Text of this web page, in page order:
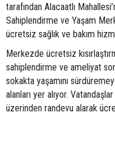
tarafından Alacaatlı
Sahiplendirme ve Yaşam
ücretsiz sağlık ve bakım
Merkezde ücretsiz
sahiplendirme ve ameliyat
sokakta yaşamını
alanları yer alıyor.
üzerinden randevu alarak